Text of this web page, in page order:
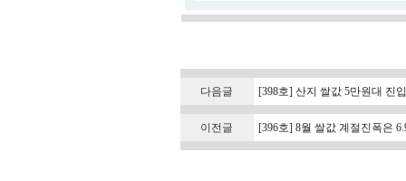
다음글 [398호] 산지 쌀값 5만원대 진
이전글 [396호] 8월 쌀값 계절진폭은